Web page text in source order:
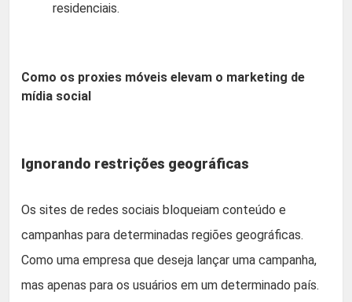
residenciais.
Como os proxies móveis elevam o marketing de
mídia social
Ignorando restrições geográficas
Os sites de redes sociais bloqueiam conteúdo e
campanhas para determinadas regiões geográficas.
Como uma empresa que deseja lançar uma campanha,
mas apenas para os usuários em um determinado país.